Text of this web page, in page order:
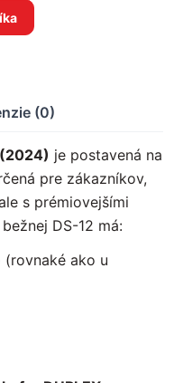
(0)
je postavená na
pre zákazníkov,
s prémiovejšími
DS-12 má:
(rovnaké ako u